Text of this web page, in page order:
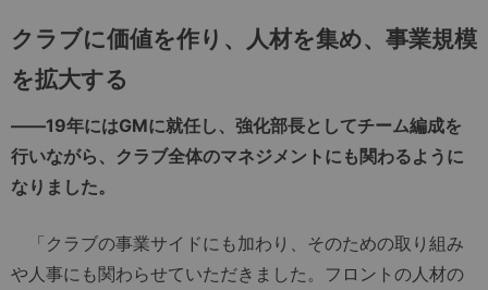
クラブに価値を作り、人材を集め、事業規模
を拡大する
――19年にはGMに就任し、強化部長としてチーム編成を
行いながら、クラブ全体のマネジメントにも関わるように
なりました。
「クラブの事業サイドにも加わり、そのための取り組み
や人事にも関わらせていただきました。フロントの人材の